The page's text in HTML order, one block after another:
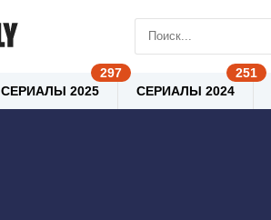
СЕРИАЛЫ 2025 СЕРИАЛЫ 2024